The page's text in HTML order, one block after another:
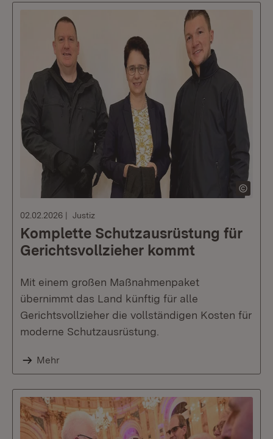
02.02.2026 Justiz
Komplette Schutzausrüstung für
Gerichtsvollzieher kommt
Mit einem großen Maßnahmenpaket
übernimmt das Land künftig für alle
Gerichtsvollzieher die vollständigen Kosten für
moderne Schutzausrüstung.
Mehr